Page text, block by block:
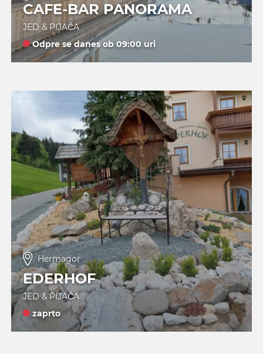
CAFE-BAR PANORAMA
JED & PIJAČA
Odpre se danes ob 09:00 uri
Hermagor
EDERHOF
JED & PIJAČA
zaprto